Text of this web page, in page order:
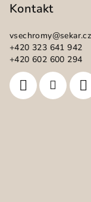
Kontakt
vsechromy@sekar.cz
+420 323 641 942
+420 602 600 294